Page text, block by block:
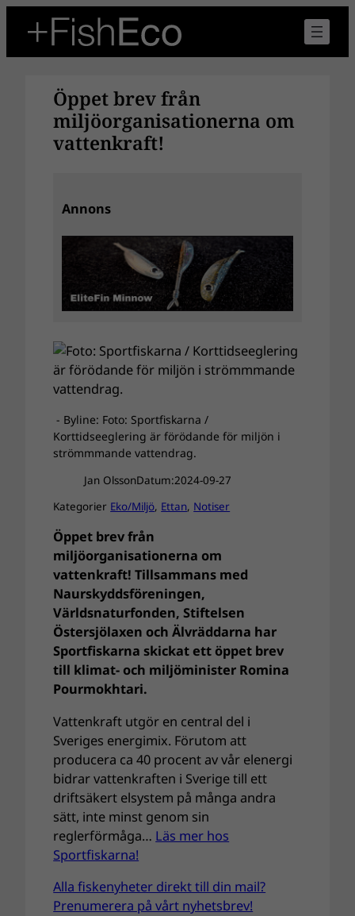
innehåll
Öppet brev från
miljöorganisationerna om
vattenkraft!
Annons
- Byline: Foto: Sportfiskarna /
Korttidseeglering är förödande för miljön i
strömmmande vattendrag.
Jan OlssonDatum:2024-09-27
Kategorier Eko/Miljö, Ettan, Notiser
Öppet brev från
miljöorganisationerna om
vattenkraft! Tillsammans med
Naurskyddsföreningen,
Världsnaturfonden, Stiftelsen
Östersjölaxen och Älvräddarna har
Sportfiskarna skickat ett öppet brev
till klimat- och miljöminister Romina
Pourmokhtari.
Vattenkraft utgör en central del i
Sveriges energimix. Förutom att
producera ca 40 procent av vår elenergi
bidrar vattenkraften i Sverige till ett
driftsäkert elsystem på många andra
sätt, inte minst genom sin
reglerförmåga… Läs mer hos
Sportfiskarna!
Alla fiskenyheter direkt till din mail?
Prenumerera på vårt nyhetsbrev!